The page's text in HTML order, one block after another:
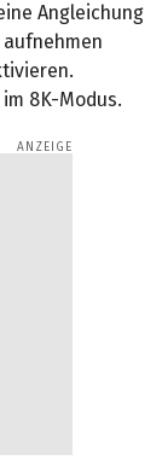
Angleichung
aufnehmen
8K-Modus.